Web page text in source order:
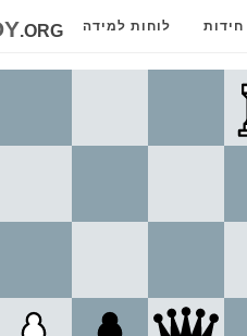
.org לוחות למידה חידות